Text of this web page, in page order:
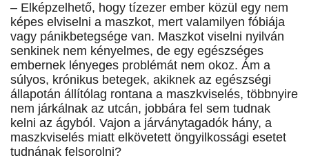
– Elképzelhető, hogy tízezer ember közül egy nem
képes elviselni a maszkot, mert valamilyen fóbiája
vagy pánikbetegsége van. Maszkot viselni nyilván
senkinek nem kényelmes, de egy egészséges
embernek lényeges problémát nem okoz. Ám a
súlyos, krónikus betegek, akiknek az egészségi
állapotán állítólag rontana a maszkviselés, többnyire
nem járkálnak az utcán, jobbára fel sem tudnak
kelni az ágyból. Vajon a járványtagadók hány, a
maszkviselés miatt elkövetett öngyilkossági esetet
tudnának felsorolni?